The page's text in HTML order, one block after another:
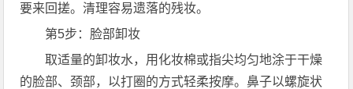
要来回搓。清理容易遗落的残妆。
第5步：脸部卸妆
取适量的卸妆水，用化妆棉或指尖均匀地涂于干燥
的脸部、颈部，以打圈的方式轻柔按摩。鼻子以螺旋状